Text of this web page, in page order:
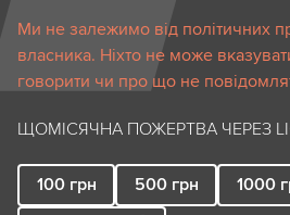
Ми не залежимо від політичних
власника. Ніхто не може
говорити чи про що не
ЩОМІСЯЧНА ПОЖЕРТВА ЧЕРЕЗ
100 грн 500 грн 1000